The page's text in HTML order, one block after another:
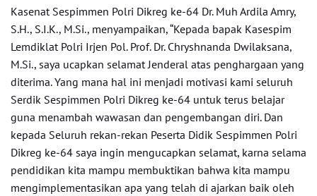
Kasenat Sespimmen Polri Dikreg ke-64 Dr. Muh Ardila Amry,
S.H., S.I.K., M.Si., menyampaikan, “Kepada bapak Kasespim
Lemdiklat Polri Irjen Pol. Prof. Dr. Chryshnanda Dwilaksana,
M.Si., saya ucapkan selamat Jenderal atas penghargaan yang
diterima. Yang mana hal ini menjadi motivasi kami seluruh
Serdik Sespimmen Polri Dikreg ke-64 untuk terus belajar
guna menambah wawasan dan pengembangan diri. Dan
kepada Seluruh rekan-rekan Peserta Didik Sespimmen Polri
Dikreg ke-64 saya ingin mengucapkan selamat, karna selama
pendidikan kita mampu membuktikan bahwa kita mampu
mengimplementasikan apa yang telah di ajarkan baik oleh